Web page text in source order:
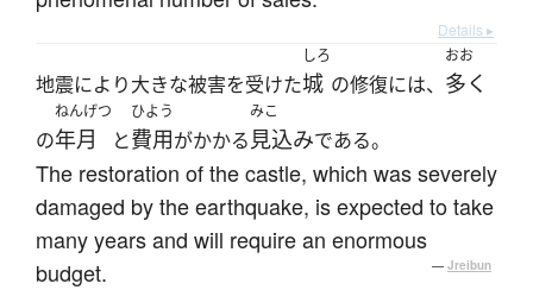
Details ▸
地震により大きな被害を受けた
しろ
城 の修復には、
おお
多く
の
ねんげつ
年月 と
ひよう
費用がかかる
みこ
見込みである。
The restoration of the castle, which was severely
damaged by the earthquake, is expected to take
many years and will require an enormous
budget.
— Jreibun